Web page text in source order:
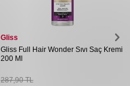
Gliss
Gliss Full Hair Wonder Sıvı Saç Kremi
200 Ml
287,90TL